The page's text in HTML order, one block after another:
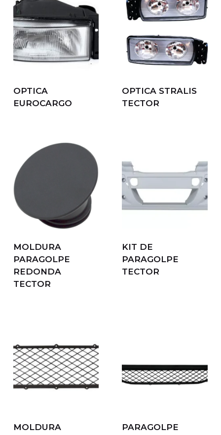
OPTICA
EUROCARGO
OPTICA STRALIS
TECTOR
MOLDURA
PARAGOLPE
REDONDA
TECTOR
KIT DE
PARAGOLPE
TECTOR
MOLDURA
PARAGOLPE